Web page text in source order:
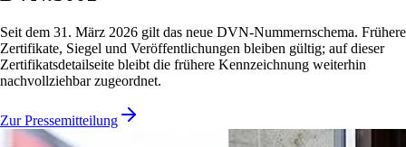
Seit dem 31. März 2026 gilt das neue DVN-Nummernschema. Frühere
Zertifikate, Siegel und Veröffentlichungen bleiben gültig; auf dieser
Zertifikatsdetailseite bleibt die frühere Kennzeichnung weiterhin
nachvollziehbar zugeordnet.
Zur Pressemitteilung